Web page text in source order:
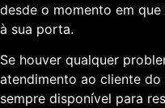
desde o momento em
à sua porta.
Se houver qualquer
atendimento ao cliente do
sempre disponível para